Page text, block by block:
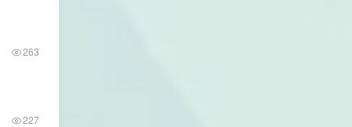
263
227